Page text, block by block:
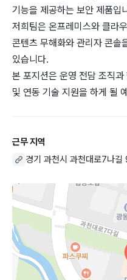
기능을 제공하는 보안 제품입
저희팀은 온프레미스와 클라
콘텐츠 무해화와 관리자 콘솔
있습니다.
본 포지션은 운영 전담 조직
및 연동 기술 지원을 하게 될
근무 지역
경기 과천시 과천대로7나